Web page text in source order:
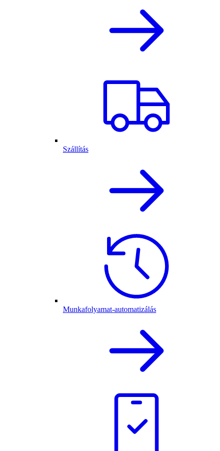
Szállítás
Munkafolyamat-automatizálás